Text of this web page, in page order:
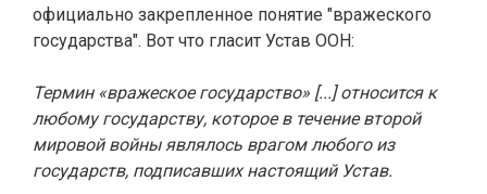
официально закрепленное понятие "вражеского
государства". Вот что гласит Устав ООН:
Термин «вражеское государство» [...] относится к
любому государству, которое в течение второй
мировой войны являлось врагом любого из
государств, подписавших настоящий Устав.